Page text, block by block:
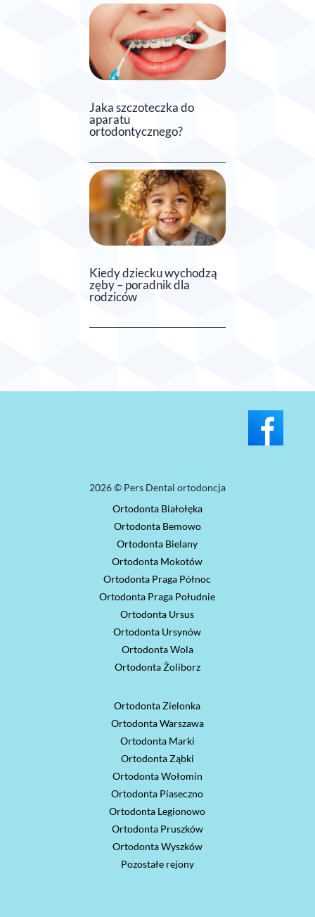
Jaka szczoteczka do
aparatu
ortodontycznego?
Kiedy dziecku wychodzą
zęby – poradnik dla
rodziców
2026 © Pers Dental ortodoncja
Ortodonta Białołęka
Ortodonta Bemowo
Ortodonta Bielany
Ortodonta Mokotów
Ortodonta Praga Północ
Ortodonta Praga Południe
Ortodonta Ursus
Ortodonta Ursynów
Ortodonta Wola
Ortodonta Żoliborz
Ortodonta Zielonka
Ortodonta Warszawa
Ortodonta Marki
Ortodonta Ząbki
Ortodonta Wołomin
Ortodonta Piaseczno
Ortodonta Legionowo
Ortodonta Pruszków
Ortodonta Wyszków
Pozostałe rejony